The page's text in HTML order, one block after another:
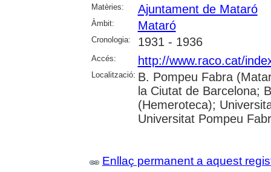
Matèries: Ajuntament de Mataró
Àmbit: Mataró
Cronologia: 1931 - 1936
Accés: http://www.raco.cat/
Localització: B. Pompeu Fabra
la Ciutat de Barcelona;
(Hemeroteca);
Universitat Pompeu
Enllaç permanent a aquest